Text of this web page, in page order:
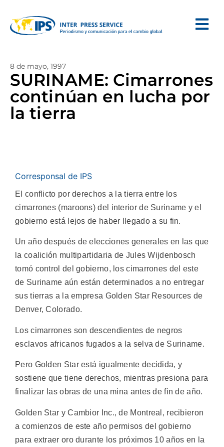
8 de mayo, 1997
SURINAME: Cimarrones
continúan en lucha por
la tierra
Corresponsal de IPS
El conflicto por derechos a la tierra entre los
cimarrones (maroons) del interior de Suriname y el
gobierno está lejos de haber llegado a su fin.
Un año después de elecciones generales en las que
la coalición multipartidaria de Jules Wijdenbosch
tomó control del gobierno, los cimarrones del este
de Suriname aún están determinados a no entregar
sus tierras a la empresa Golden Star Resources de
Denver, Colorado.
Los cimarrones son descendientes de negros
esclavos africanos fugados a la selva de Suriname.
Pero Golden Star está igualmente decidida, y
sostiene que tiene derechos, mientras presiona para
finalizar las obras de una mina antes de fin de año.
Golden Star y Cambior Inc., de Montreal, recibieron
a comienzos de este año permisos del gobierno
para extraer oro durante los próximos 10 años en la